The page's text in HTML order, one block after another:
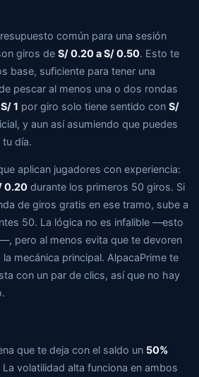
común para una sesión
giros de S/ 0.20 a S/ 0.50. Esto te
base, suficiente para tener una
pescar al menos una o dos rondas
S/ 1 por giro solo tiene sentido con S/
y aun así asumiendo que puedes
día.
aplican jugadores con experiencia:
0.20 durante los primeros 50 giros. Si
de giros gratis en ese tramo, sube a
50. La lógica no es infalible —esto
pero al menos evita que te devoren
mecánica principal. AlpacaPrime te
con un par de clics, así que no hay
que te deja con el saldo un 50%
volatilidad alta funciona en ambos